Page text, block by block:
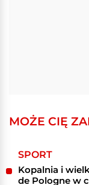
MOŻE CIĘ
SPORT
Kopalnia i
de Pologne w